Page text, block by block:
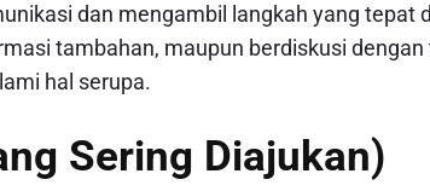
dan mengambil langkah yang tepat
tambahan, maupun berdiskusi
hal serupa.
Sering Diajukan)